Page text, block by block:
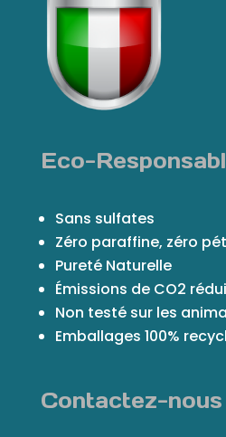
Eco-
Sans sulfates
Zéro paraffine, zéro
Pureté Naturelle
Émissions de CO2
Non testé sur les
Emballages 100%
Contactez-nous